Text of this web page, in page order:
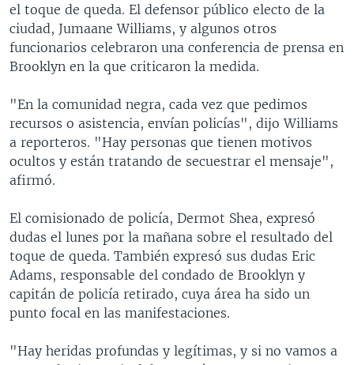
el toque de queda. El defensor público electo de la
ciudad, Jumaane Williams, y algunos otros
funcionarios celebraron una conferencia de prensa en
Brooklyn en la que criticaron la medida.
"En la comunidad negra, cada vez que pedimos
recursos o asistencia, envían policías", dijo Williams
a reporteros. "Hay personas que tienen motivos
ocultos y están tratando de secuestrar el mensaje",
afirmó.
El comisionado de policía, Dermot Shea, expresó
dudas el lunes por la mañana sobre el resultado del
toque de queda. También expresó sus dudas Eric
Adams, responsable del condado de Brooklyn y
capitán de policía retirado, cuya área ha sido un
punto focal en las manifestaciones.
"Hay heridas profundas y legítimas, y si no vamos a